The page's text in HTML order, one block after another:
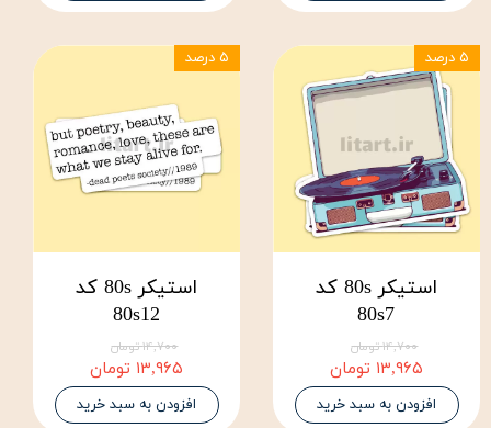
استیکر 80s کد
80s7
۱۴,۷۰۰ تومان
۱۳,۹۶۵ تومان
افزودن به سبد خرید
۵ درصد
استیکر 80s کد
80s12
۱۴,۷۰۰ تومان
۱۳,۹۶۵ تومان
افزودن به سبد خرید
۵ درصد